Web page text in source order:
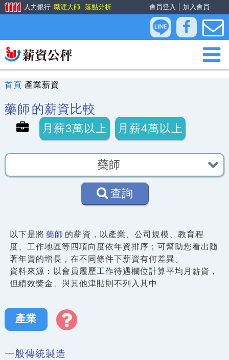
會員登入 加入會員
人力銀行 職涯大師 落點分析
首頁 產業薪資
藥師 的薪資比較
月薪3萬以上 月薪4萬以上
查詢
以下是將 藥師 的薪資，以產業、公司規模、教育程
度、工作地區等四項向度依年資排序；可幫助您看出隨
著年資的增長，在不同條件下薪資有何差異。
資料來源：以會員履歷工作待遇欄位計算平均月薪資，
但績效獎金、與其他津貼則不列入其中
產業
一般傳統製造